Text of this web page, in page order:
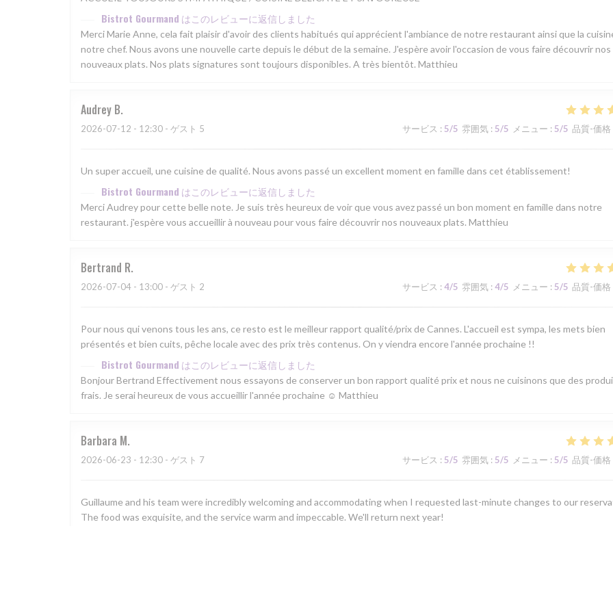
Bistrot Gourmand はこのレビューに返信しました
Merci Marie Anne, cela fait plaisir d'avoir des clients habitués qui apprécient l'ambiance de notre restaurant ainsi que la
notre chef. Nous avons une nouvelle carte depuis le début de la semaine. J'espère avoir l'occasion de vous faire découvrir nos
nouveaux plats. Nos plats signatures sont toujours disponibles. A très bientôt. Matthieu
Audrey B
2026-07-12 - 12:30 - ゲスト 5 サービス : 5/5 雰囲気 : 5/5 メニュー : 5/5 品質-価格
Un super accueil, une cuisine de qualité. Nous avons passé un excellent moment en famille dans cet établissement!
Bistrot Gourmand はこのレビューに返信しました
Merci Audrey pour cette belle note. Je suis très heureux de voir que vous avez passé un bon moment en famille dans notre
restaurant. j'espère vous accueillir à nouveau pour vous faire découvrir nos nouveaux plats. Matthieu
Bertrand R
2026-07-04 - 13:00 - ゲスト 2 サービス : 4/5 雰囲気 : 4/5 メニュー : 5/5 品質-価格
Pour nous qui venons tous les ans, ce resto est le meilleur rapport qualité/prix de Cannes. L'accueil est sympa, les mets bien
présentés et bien cuits, pêche locale avec des prix très contenus. On y viendra encore l'année prochaine !!
Bistrot Gourmand はこのレビューに返信しました
Bonjour Bertrand Effectivement nous essayons de conserver un bon rapport qualité prix et nous ne cuisinons que des
frais. Je serai heureux de vous accueillir l'année prochaine ☺ Matthieu
Barbara M
2026-06-23 - 12:30 - ゲスト 7 サービス : 5/5 雰囲気 : 5/5 メニュー : 5/5 品質-価格
Guillaume and his team were incredibly welcoming and accommodating when I requested last-minute changes to our
The food was exquisite, and the service warm and impeccable. We'll return next year!